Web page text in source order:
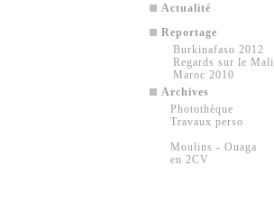
Actualité
Reportage
Burkinafaso 2012
Regards sur le Mali
Maroc 2010
Archives
Photothèque
Travaux perso
Moulins - Ouaga
en 2CV